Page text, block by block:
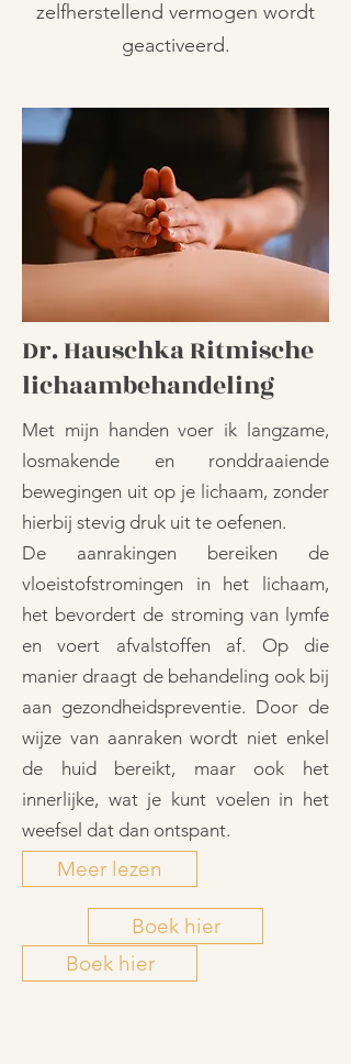
zelfherstellend vermogen wordt
geactiveerd.
Dr. Hauschka Ritmische
lichaambehandeling
Met mijn handen voer ik langzame,
losmakende en ronddraaiende
bewegingen uit op je lichaam, zonder
hierbij stevig druk uit te oefenen.
De aanrakingen bereiken de
vloeistofstromingen in het lichaam,
het bevordert de stroming van lymfe
en voert afvalstoffen af. Op die
manier draagt de behandeling ook bij
aan gezondheidspreventie. Door de
wijze van aanraken wordt niet enkel
de huid bereikt, maar ook het
innerlijke, wat je kunt voelen in het
weefsel dat dan ontspant.
Meer lezen
Boek hier
Boek hier